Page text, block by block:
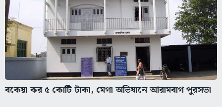
বকেয়া কর ৫ কোটি টাকা, মেগা অভিযানে আরামবাগ পুরসভা